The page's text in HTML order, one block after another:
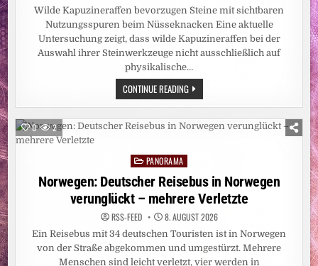
Wilde Kapuzineraffen bevorzugen Steine mit sichtbaren
Nutzungsspuren beim Nüsseknacken Eine aktuelle
Untersuchung zeigt, dass wilde Kapuzineraffen bei der
Auswahl ihrer Steinwerkzeuge nicht ausschließlich auf
physikalische…
CONTINUE READINGWILDE
KAPUZINERAFFEN
BEVORZUGEN
STEINWERKZEUGEN
SICHTBARE
0 2
Posted
in
PANORAMA
Norwegen: Deutscher Reisebus in Norwegen
verunglückt – mehrere Verletzte
RSS-FEED 8. AUGUST 2026
Ein Reisebus mit 34 deutschen Touristen ist in Norwegen
von der Straße abgekommen und umgestürzt. Mehrere
Menschen sind leicht verletzt, vier werden in